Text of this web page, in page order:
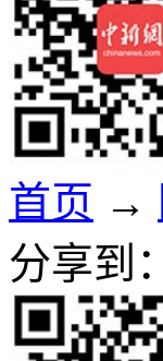
首页 →
分享到：